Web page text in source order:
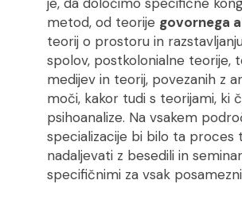
metod, od teorije govornega
teorij o prostoru in
spolov, postkolonialne teorije,
medijev in teorij, povezanih z
moči, kakor tudi s teorijami, ki
psihoanalize. Na vsakem
specializacije bi bilo ta proces
nadaljevati z besedili in
specifičnimi za vsak